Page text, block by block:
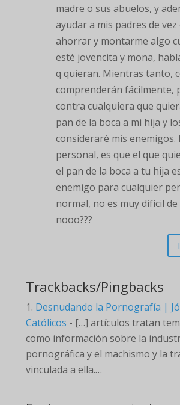
madre o sus abuelos, y
ayudar a mis padres de
ahorrar y montarme algo
esté jovencita y mona,
q quieran. Mientras tanto,
comprenderán fácilmente,
contra cualquiera que
pan de la boca a mi hija y
consideraré mis enemigos.
personal, es que el que
el pan de la boca a tu hija
enemigo para cualquier
normal, no es muy difícil
nooo???
Trackbacks/Pingbacks
Desnudando la Pornografía |
Católicos - […] artículos tratan
como información sobre la
pornográfica y el machismo y la
vinculada a ella.…